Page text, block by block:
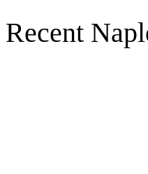
Recent